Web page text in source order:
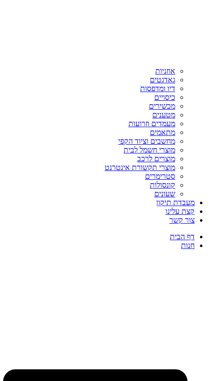
אוזניות
גאדגטים
דיו ומדפסות
כיסויים
מכשירים
מטענים
מעמדים וזרועות
מתאמים
מחשבים וציוד הקפי
מוצרי חשמל לבית
מוצרים לרכב
מוצרי תקשורת אינטרנט
סטרימרים
קונסולות
שעונים
מעבדת תיקון
קצת עלינו
צור קשר
דף הבית
חנות